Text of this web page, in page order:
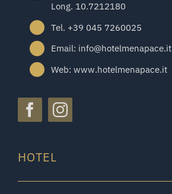
Long. 10.7212180
Tel. +39 045 7260025
Email: info@hotelmenapace.it
Web: www.hotelmenapace.it
HOTEL